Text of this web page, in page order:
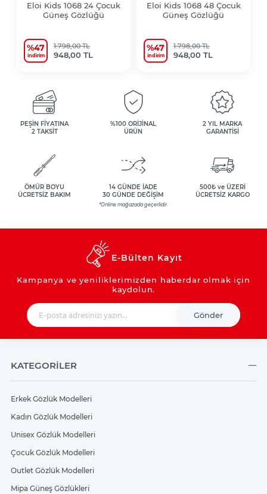
Eloi Kids 1068 24 Çocuk
Güneş Gözlüğü
%47
i̇ndirim 948,00 TL
1.798,00 TL
Eloi Kids 1068 48 Çocuk
Güneş Gözlüğü
%47
i̇ndirim 948,00 TL
1.798,00 TL
PEŞİN FİYATINA
2 TAKSİT
%100 ORİJİNAL
ÜRÜN
2 YIL MARKA
GARANTİSİ
ÖMÜR BOYU
ÜCRETSİZ BAKIM
14 GÜNDE İADE
30 GÜNDE DEĞİŞİM
*Online mağazada geçerlidir.
500₺ ve ÜZERİ
ÜCRETSİZ KARGO
E-Bülten Kayıt
Kampanya ve yeniliklerimizden haberdar olmak için
kaydolun.
Gönder
KATEGORİLER
Erkek Gözlük Modelleri
Kadın Gözlük Modelleri
Unisex Gözlük Modelleri
Çocuk Gözlük Modelleri
Outlet Gözlük Modelleri
Mipa Güneş Gözlükleri